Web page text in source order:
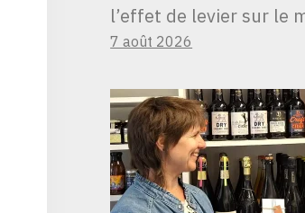
l’effet de levier sur le
7 août 2026